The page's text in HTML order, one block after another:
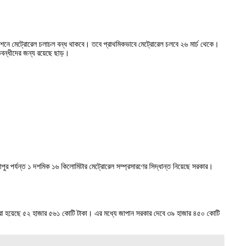
মেট্রোরেল চলাচল বন্ধ থাকবে। তবে প্রাথমিকভাবে মেট্রোরেল চলবে ২৬ মার্চ থেকে।
জন্য রয়েছে ছাড়।
পর্যন্ত ১ দশমিক ১৬ কিলোমিটার মেট্রোরেল সম্প্রসারণের সিদ্ধান্ত নিয়েছে সরকার।
হয়েছে ৫২ হাজার ৫৬১ কোটি টাকা। এর মধ্যে জাপান সরকার দেবে ৩৯ হাজার ৪৫০ কোটি